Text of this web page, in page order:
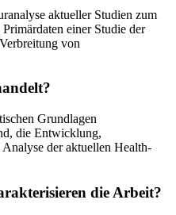
aktueller Studien zum
einer Studie der
von
Grundlagen
die Entwicklung,
der aktuellen Health-
die Arbeit?